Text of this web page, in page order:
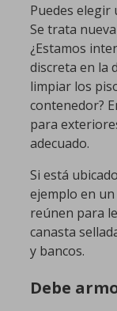
Puedes elegir
Se trata
¿Estamos
discreta en la
limpiar los
contenedor?
para
adecuado.
Si está
ejemplo en
reúnen para
canasta
y bancos.
Debe